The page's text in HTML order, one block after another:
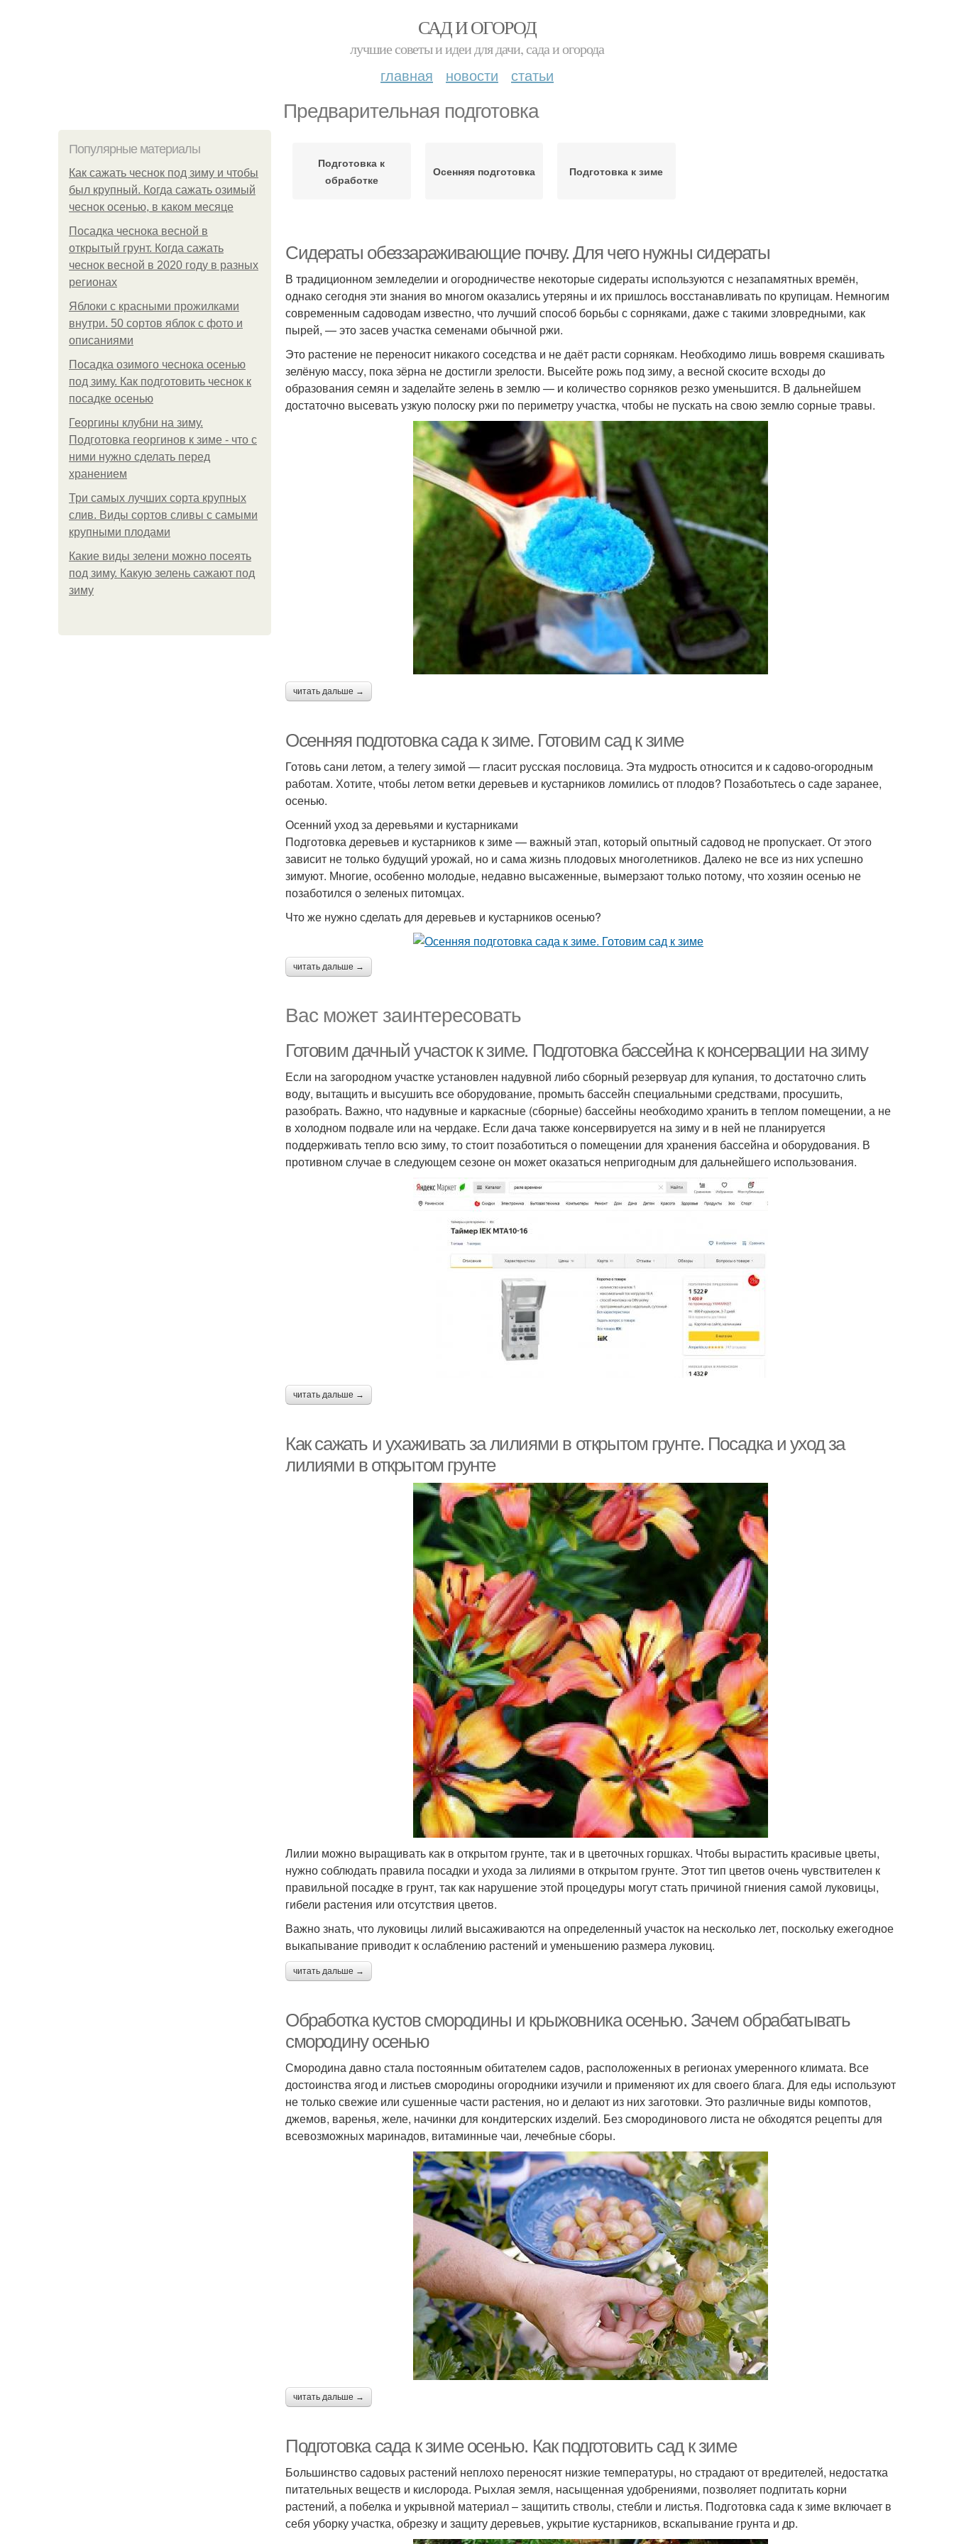
САД И ОГОРОД
лучшие советы и идеи для дачи, сада и огорода
главная новости статьи
Предварительная подготовка
Популярные материалы
Как сажать чеснок под зиму и чтобы
был крупный. Когда сажать озимый
чеснок осенью, в каком месяце
Посадка чеснока весной в
открытый грунт. Когда сажать
чеснок весной в 2020 году в разных
регионах
Яблоки с красными прожилками
внутри. 50 сортов яблок с фото и
описаниями
Посадка озимого чеснока осенью
под зиму. Как подготовить чеснок к
посадке осенью
Георгины клубни на зиму.
Подготовка георгинов к зиме - что с
ними нужно сделать перед
хранением
Три самых лучших сорта крупных
слив. Виды сортов сливы с самыми
крупными плодами
Какие виды зелени можно посеять
под зиму. Какую зелень сажают под
зиму
Подготовка к
обработке
Осенняя подготовка Подготовка к зиме
Сидераты обеззараживающие почву. Для чего нужны сидераты
В традиционном земледелии и огородничестве некоторые сидераты используются с незапамятных времён,
однако сегодня эти знания во многом оказались утеряны и их пришлось восстанавливать по крупицам. Немногим
современным садоводам известно, что лучший способ борьбы с сорняками, даже с такими зловредными, как
пырей, — это засев участка семенами обычной ржи.
Это растение не переносит никакого соседства и не даёт расти сорнякам. Необходимо лишь вовремя скашивать
зелёную массу, пока зёрна не достигли зрелости. Высейте рожь под зиму, а весной скосите всходы до
образования семян и заделайте зелень в землю — и количество сорняков резко уменьшится. В дальнейшем
достаточно высевать узкую полоску ржи по периметру участка, чтобы не пускать на свою землю сорные травы.
читать дальше →
Осенняя подготовка сада к зиме. Готовим сад к зиме
Готовь сани летом, а телегу зимой — гласит русская пословица. Эта мудрость относится и к садово-огородным
работам. Хотите, чтобы летом ветки деревьев и кустарников ломились от плодов? Позаботьтесь о саде заранее,
осенью.
Осенний уход за деревьями и кустарниками
Подготовка деревьев и кустарников к зиме — важный этап, который опытный садовод не пропускает. От этого
зависит не только будущий урожай, но и сама жизнь плодовых многолетников. Далеко не все из них успешно
зимуют. Многие, особенно молодые, недавно высаженные, вымерзают только потому, что хозяин осенью не
позаботился о зеленых питомцах.
Что же нужно сделать для деревьев и кустарников осенью?
читать дальше →
Вас может заинтересовать
Готовим дачный участок к зиме. Подготовка бассейна к консервации на зиму
Если на загородном участке установлен надувной либо сборный резервуар для купания, то достаточно слить
воду, вытащить и высушить все оборудование, промыть бассейн специальными средствами, просушить,
разобрать. Важно, что надувные и каркасные (сборные) бассейны необходимо хранить в теплом помещении, а не
в холодном подвале или на чердаке. Если дача также консервируется на зиму и в ней не планируется
поддерживать тепло всю зиму, то стоит позаботиться о помещении для хранения бассейна и оборудования. В
противном случае в следующем сезоне он может оказаться непригодным для дальнейшего использования.
читать дальше →
Как сажать и ухаживать за лилиями в открытом грунте. Посадка и уход за
лилиями в открытом грунте
Лилии можно выращивать как в открытом грунте, так и в цветочных горшках. Чтобы вырастить красивые цветы,
нужно соблюдать правила посадки и ухода за лилиями в открытом грунте. Этот тип цветов очень чувствителен к
правильной посадке в грунт, так как нарушение этой процедуры могут стать причиной гниения самой луковицы,
гибели растения или отсутствия цветов.
Важно знать, что луковицы лилий высаживаются на определенный участок на несколько лет, поскольку ежегодное
выкапывание приводит к ослаблению растений и уменьшению размера луковиц.
читать дальше →
Обработка кустов смородины и крыжовника осенью. Зачем обрабатывать
смородину осенью
Смородина давно стала постоянным обитателем садов, расположенных в регионах умеренного климата. Все
достоинства ягод и листьев смородины огородники изучили и применяют их для своего блага. Для еды используют
не только свежие или сушенные части растения, но и делают из них заготовки. Это различные виды компотов,
джемов, варенья, желе, начинки для кондитерских изделий. Без смородинового листа не обходятся рецепты для
всевозможных маринадов, витаминные чаи, лечебные сборы.
читать дальше →
Подготовка сада к зиме осенью. Как подготовить сад к зиме
Большинство садовых растений неплохо переносят низкие температуры, но страдают от вредителей, недостатка
питательных веществ и кислорода. Рыхлая земля, насыщенная удобрениями, позволяет подпитать корни
растений, а побелка и укрывной материал – защитить стволы, стебли и листья. Подготовка сада к зиме включает в
себя уборку участка, обрезку и защиту деревьев, укрытие кустарников, вскапывание грунта и др.